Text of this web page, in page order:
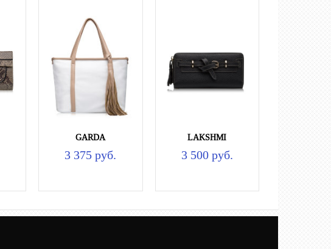
GARDA
3 375 руб.
LAKSHMI
3 500 руб.